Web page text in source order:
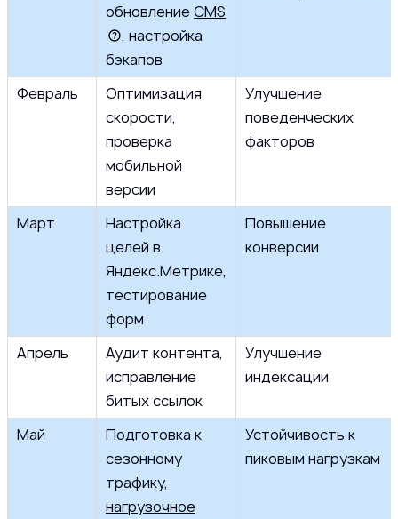
обновлениеCMS
, настройка
бэкапов
Февраль
Оптимизация
скорости,
проверка
мобильной
версии
Улучшение
поведенческих
факторов
Март
Настройка
целей в
Яндекс.Метрике,
тестирование
форм
Повышение
конверсии
Апрель
Аудит контента,
исправление
битых ссылок
Улучшение
индексации
Май
Подготовка к
сезонному
трафику,
нагрузочное
Устойчивость к
пиковым нагрузкам